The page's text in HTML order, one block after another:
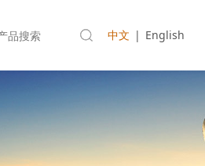
中文 | English